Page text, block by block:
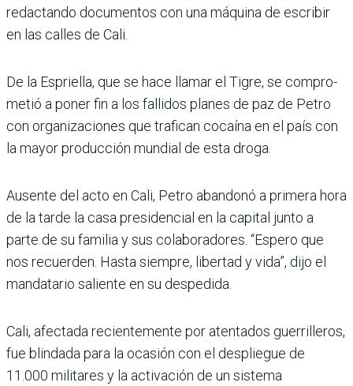
redac­tando documentos con una máquina de escribir
en las calles de Cali.
De la Espriella, que se hace llamar el Tigre, se compro­
metió a poner fin a los falli­dos planes de paz de Petro
con organizaciones que tra­fican cocaína en el país con
la mayor producción mundial de esta droga.
Ausente del acto en Cali, Petro abandonó a primera hora
de la tarde la casa pre­sidencial en la capital junto a
parte de su familia y sus cola­boradores. “Espero que
nos recuerden. Hasta siempre, libertad y vida”, dijo el
man­datario saliente en su despe­dida.
Cali, afectada recientemente por atentados guerrilleros,
fue blindada para la ocasión con el despliegue de
11.000 militares y la activación de un sistema